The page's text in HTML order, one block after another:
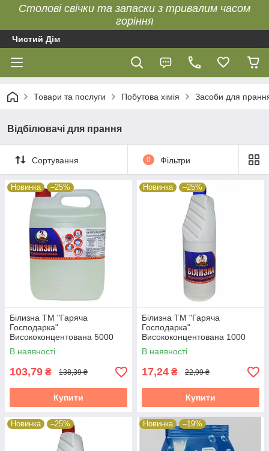
Столові свічки та запаски з тривалим часом
горіння
Чистий Дім
Товари та послуги Побутова хімія Засоби для
Відбілювачі для прання
Сортування 0 Фільтри
Новинка –25%
Білизна ТМ "Гаряча
Господарка"
Висококонцентована 5000
мл.
В наявності
103,79 ₴ 138,39 ₴
Купити
Новинка –25%
Білизна ТМ "Гаряча
Господарка"
Висококонцентована 1000
мл. 12шт./уп 65324
В наявності
17,24 ₴ 22,99 ₴
Купити
Новинка –25% Новинка –19%